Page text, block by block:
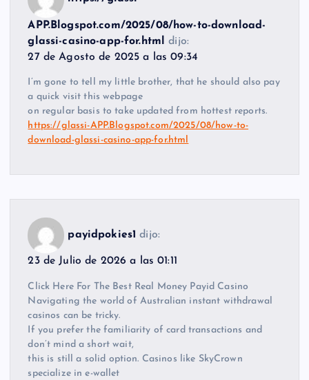
APP.Blogspot.com/2025/08/how-to-download-
glassi-casino-app-for.html
dijo:
27 de Agosto de 2025 a las 09:34
I’m gone to tell my little brother, that he should also pay
a quick visit this webpage
on regular basis to take updated from hottest reports.
https://glassi-APP.Blogspot.com/2025/08/how-to-
download-glassi-casino-app-for.html
payidpokies1 dijo:
23 de Julio de 2026 a las 01:11
Click Here For The Best Real Money Payid Casino
Navigating the world of Australian instant withdrawal
casinos can be tricky.
If you prefer the familiarity of card transactions and
don’t mind a short wait,
this is still a solid option. Casinos like SkyCrown
specialize in e-wallet